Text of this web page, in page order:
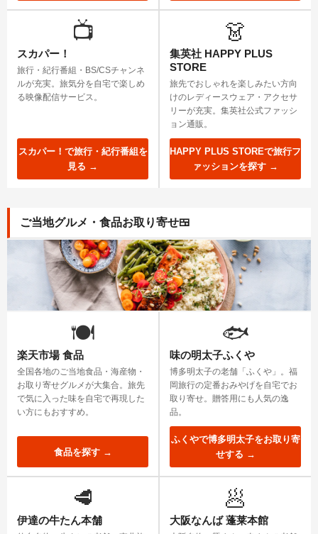
📺
スカパー！
旅行・紀行番組・BS/CSチャンネ
ルが充実。旅気分を自宅で楽しめ
る映像配信サービス。
スカパー！で旅行・紀行番組を
見る →
👗
集英社 HAPPY PLUS
STORE
旅先でおしゃれを楽しみたい方向
けのレディースウェア・アクセサ
リーが充実。集英社公式ファッシ
ョン通販。
HAPPY PLUS STOREで旅行フ
ァッションを探す →
ご当地グルメ・食品お取り寄せ🍱
🍽️
楽天市場 食品
全国各地のご当地食品・海産物・
お取り寄せグルメが大集合。旅先
で気に入った味を自宅で再現した
い方にもおすすめ。
食品を探す →
🐟
味の明太子ふくや
博多明太子の老舗「ふくや」。福
岡旅行の定番おみやげを自宅でお
取り寄せ。贈答用にも人気の逸
品。
ふくやで博多明太子をお取り寄
せする →
🥩
伊達の牛たん本舗
🥟
大阪なんば 蓬莱本館